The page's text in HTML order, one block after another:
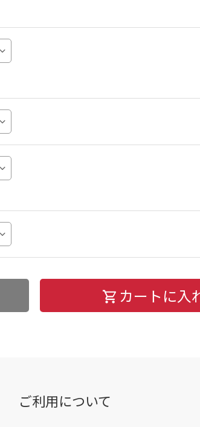
カートに入
ご利用について